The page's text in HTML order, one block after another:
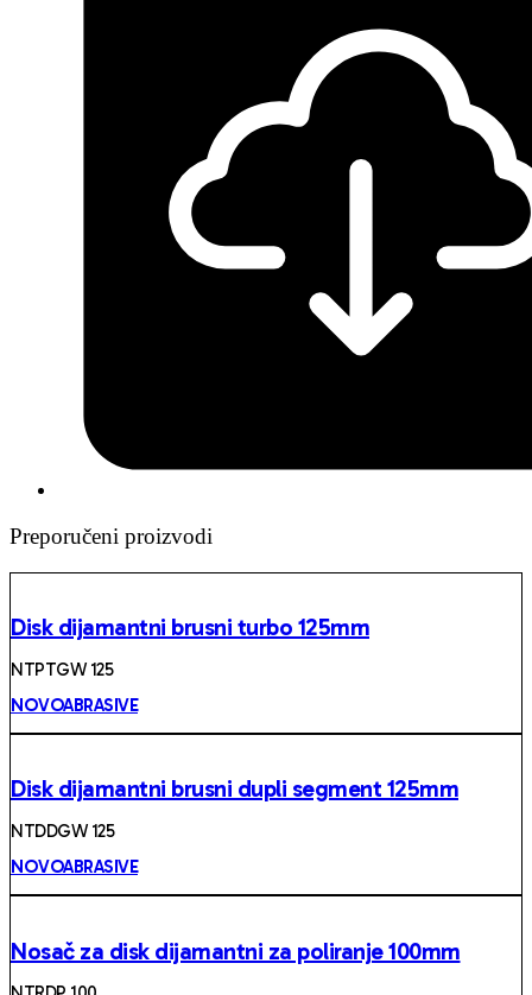
Preporučeni proizvodi
Disk dijamantni brusni turbo 125mm
NTPTGW 125
NOVOABRASIVE
Disk dijamantni brusni dupli segment 125mm
NTDDGW 125
NOVOABRASIVE
Nosač za disk dijamantni za poliranje 100mm